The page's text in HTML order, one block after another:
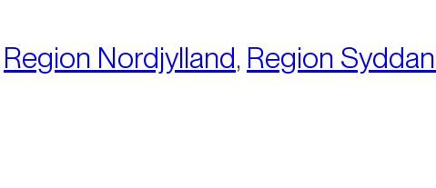
Region Nordjylland, Region